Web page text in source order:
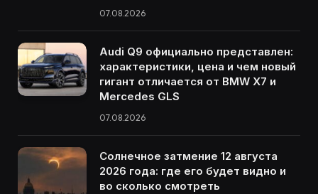
07.08.2026
Audi Q9 официально представлен:
характеристики, цена и чем новый
гигант отличается от BMW X7 и
Mercedes GLS
07.08.2026
Солнечное затмение 12 августа
2026 года: где его будет видно и
во сколько смотреть